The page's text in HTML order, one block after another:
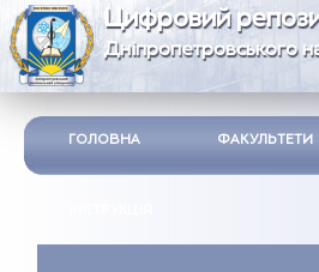
Цифровий
Дніпропетровського
ГОЛОВНА ФАКУЛЬТЕТИ